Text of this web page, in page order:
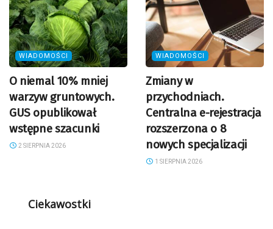
WIADOMOŚCI
O niemal 10% mniej
warzyw gruntowych.
GUS opublikował
wstępne szacunki
2 SIERPNIA 2026
WIADOMOŚCI
Zmiany w
przychodniach.
Centralna e-rejestracja
rozszerzona o 8
nowych specjalizacji
1 SIERPNIA 2026
Ciekawostki